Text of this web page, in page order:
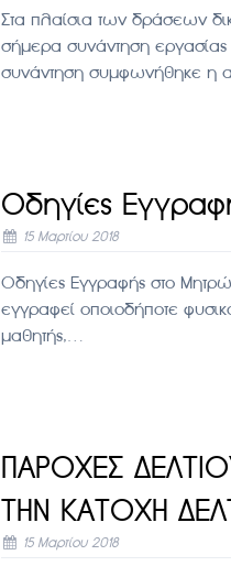
Στα πλαίσια των δράσεων
σήμερα συνάντηση εργασίας
συνάντηση συμφωνήθηκε η
Οδηγίες
15 Μαρτίου 2018
Οδηγίες Εγγραφής στο
εγγραφεί οποιoδήποτε
μαθητής,…
ΠΑΡΟΧΕΣ
ΤΗΝ ΚΑΤΟΧΗ
15 Μαρτίου 2018